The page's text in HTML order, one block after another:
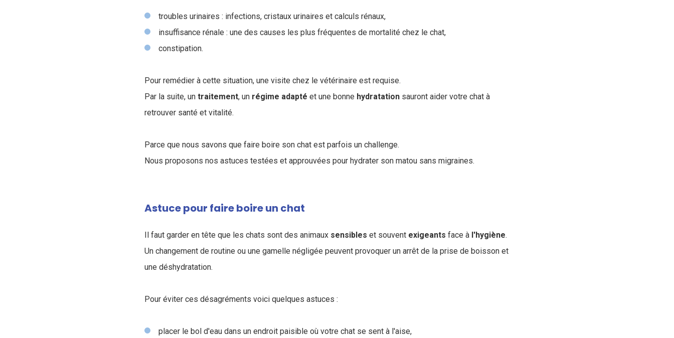
troubles urinaires : infections, cristaux urinaires et calculs rénaux,
insuffisance rénale : une des causes les plus fréquentes de mortalité chez le chat,
constipation.
Pour remédier à cette situation, une visite chez le vétérinaire est requise.
Par la suite, un traitement, un régime adapté et une bonne hydratation sauront aider votre chat à
retrouver santé et vitalité.
Parce que nous savons que faire boire son chat est parfois un challenge.
Nous proposons nos astuces testées et approuvées pour hydrater son matou sans migraines.
Astuce pour faire boire un chat
Il faut garder en tête que les chats sont des animaux sensibles et souvent exigeants face à l'hygiène.
Un changement de routine ou une gamelle négligée peuvent provoquer un arrêt de la prise de boisson et
une déshydratation.
Pour éviter ces désagréments voici quelques astuces :
placer le bol d'eau dans un endroit paisible où votre chat se sent à l'aise,